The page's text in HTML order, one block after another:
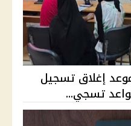
الجامعات 2026. موعد إغلاق تسجيل
تسجي...